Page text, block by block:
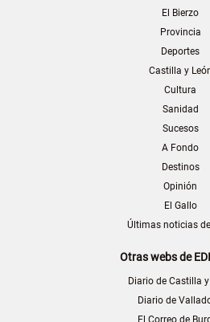
El Bierzo
Provincia
Deportes
Castilla y
Cultura
Sanidad
Sucesos
A Fondo
Destinos
Opinión
El Gallo
Últimas noticias
Otras webs de
Diario de Castilla
Diario de
El Correo de